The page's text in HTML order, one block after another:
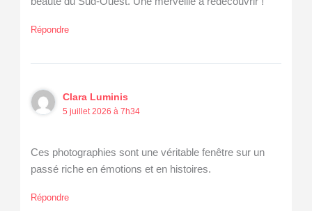
Répondre
Clara Luminis
5 juillet 2026 à 7h34
Ces photographies sont une véritable fenêtre sur un
passé riche en émotions et en histoires.
Répondre